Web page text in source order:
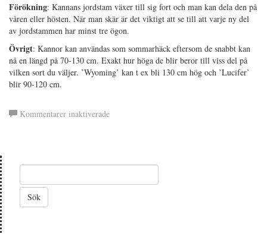
Förökning: Kannans jordstam växer till sig fort och man kan dela den på
våren eller hösten. När man skär är det viktigt att se till att varje ny del
av jordstammen har minst tre ögon.
Övrigt: Kannor kan användas som sommarhäck eftersom de snabbt kan
nå en längd på 70-130 cm. Exakt hur höga de blir beror till viss del på
vilken sort du väljer. ’Wyoming’ kan t ex bli 130 cm hög och ’Lucifer’
blir 90-120 cm.
Kommentarer inaktiveradeför